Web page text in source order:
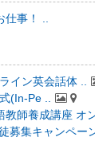
事！ ..
イン英会話体 ..
(In-Pe ..
教師養成講座 オ
募集キャンペー